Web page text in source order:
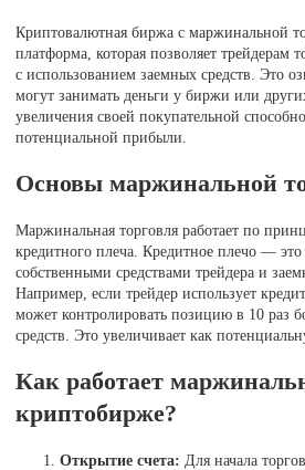
Криптовалютная биржа с маржинальной
платформа, которая позволяет трейдерам
с использованием заемных средств. Это
могут занимать деньги у биржи или
увеличения своей покупательной
потенциальной прибыли.
Основы маржинальной
Маржинальная торговля работает по
кредитного плеча. Кредитное плечо —
собственными средствами трейдера и
Например, если трейдер использует
может контролировать позицию в 10 раз
средств. Это увеличивает как
Как работает
криптобирже?
Открытие счета: Для начала